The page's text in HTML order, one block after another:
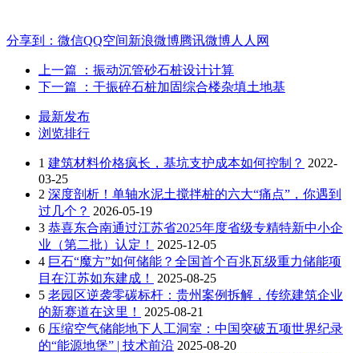
分享到： 微信QQ空间新浪微博腾讯微博人人网
上一篇
：振动沉管砂石桩设计计算
下一篇
：干振碎石桩加固综合楼杂填土地基
最新发布
浏览排行
1 建筑材料价格疯长，基坑支护成本如何控制？ 2022-
03-25
2 深度剖析！单轴水泥土搅拌桩的六大“痛点”，你遇到
过几个？ 2026-05-19
3 恭喜东合南通过江苏省2025年度省级专精特新中小企
业（第二批）认定！
2025-12-05
4 巨石“魔方”如何储能？全国首个百兆瓦级重力储能项
目在江苏如东建成！
2025-08-25
5 老园区逆袭零碳标杆：贵州案例拆解，传统建筑企业
的新赛道在这里！
2025-08-21
6 压缩空气储能地下人工洞室：中国突破五项世界纪录
的“能源地堡” | 技术前沿 2025-08-20